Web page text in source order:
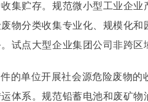
集贮存。 规范微小型工业企业
物分类收集专业化、规模化
试点大型企业集团公司非跨
的单位开展社会源危险废物
体系。规范铅蓄电池和废矿物